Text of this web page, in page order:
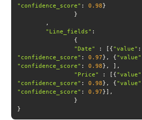
"confidence_score" : 0.98
"Line_fields"
"Date"
: [{"value" :
"confidence_score" : 0.97}, {"value"
"confidence_score" : 0.98
"Price"
: [{"value"
"confidence_score" : 0.98}, {"value"
"confidence_score" : 0.97
}